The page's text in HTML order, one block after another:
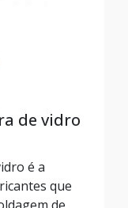
de vidro
é a
que